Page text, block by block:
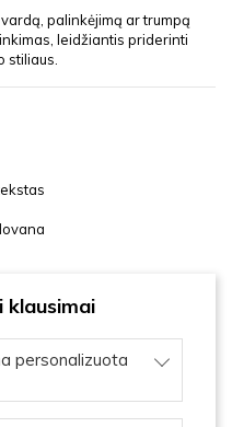
palinkėjimą ar trumpą
leidžiantis priderinti
stiliaus.
klausimai
personalizuota